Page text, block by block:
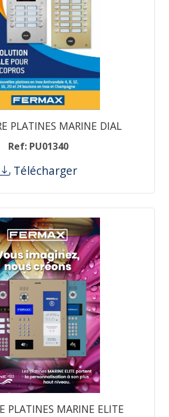
PLATINES MARINE DIAL
Ref: PU01340
Télécharger
PLATINES MARINE ELITE